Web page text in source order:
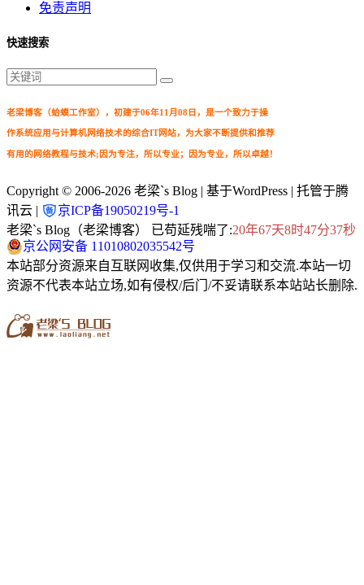
免责声明
快速搜索
老梁博客（蛤蟆工作室），初建于06年11月08日，是一个致力于操
作系统应用与计算机网络技术的综合IT网站，为大家不断提供和推荐
有用的网络教程与技术;因为专注，所以专业；因为专业，所以卓越！
Copyright © 2006-2026 老梁`s Blog | 基于WordPress | 托管于腾
讯云 |
京ICP备19050219号-1
老梁`s Blog（老梁博客） 已苟延残喘了:20年67天8时47分37秒
京公网安备 11010802035542号
本站部分资源来自互联网收集,仅供用于学习和交流.本站一切
资源不代表本站立场,如有侵权/后门/不妥请联系本站站长删除.